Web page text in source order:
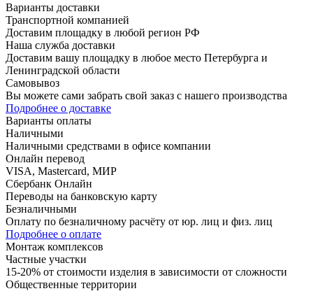
Варианты доставки
Транспортной компанией
Доставим площадку в любой регион РФ
Наша служба доставки
Доставим вашу площадку в любое место Петербурга и
Ленинградской области
Самовывоз
Вы можете сами забрать свой заказ с нашего производства
Подробнее о доставке
Варианты оплаты
Наличными
Наличными средствами в офисе компании
Онлайн перевод
VISA, Mastercard, МИР
Сбербанк Онлайн
Переводы на банковскую карту
Безналичными
Оплату по безналичному расчёту от юр. лиц и физ. лиц
Подробнее о оплате
Монтаж комплексов
Частные участки
15-20% от стоимости изделия в зависимости от сложности
Общественные территории